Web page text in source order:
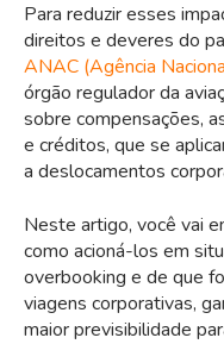
Para reduzir esses
direitos e deveres do
ANAC (Agência
órgão regulador da
sobre compensações,
e créditos, que se
a deslocamentos
Neste artigo, você vai
como acioná-los em
overbooking e de que
viagens corporativas,
maior previsibilidade